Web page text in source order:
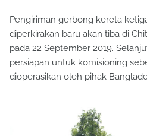
Pengiriman gerbong kereta
diperkirakan baru akan tiba di
pada 22 September 2019.
persiapan untuk komisioning
dioperasikan oleh pihak